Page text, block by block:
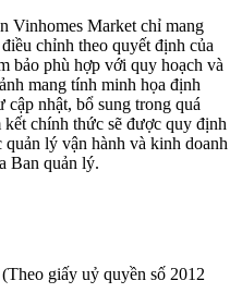
Vinhomes Market chỉ mang
chỉnh theo quyết định của
bảo phù hợp với quy hoạch và
mang tính minh họa định
nhật, bổ sung trong quá
chính thức sẽ được quy định
lý vận hành và kinh doanh
Ban quản lý.
giấy uỷ quyền số 2012